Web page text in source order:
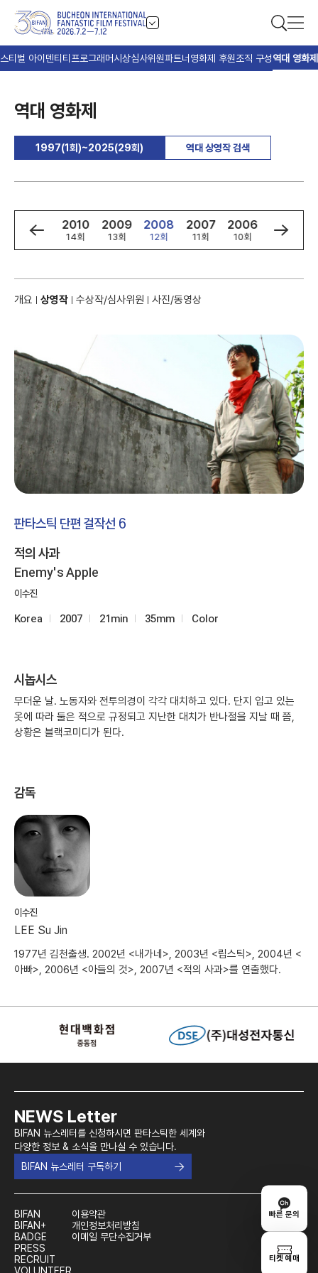
빠른 문의
티켓 예매
티벌 아이덴티티 프로그래머시상심사위원파트너 영화제 후원조직 구성역대 영화제
역대 영화제
1997(1회)~2025(29회) 역대 상영작 검색
2011
15회
2010
14회
2009
13회
2008
12회
2007
11회
2006
10회
2005
9회
개요 상영작 수상작/심사위원 사진/동영상
판타스틱 단편 걸작선 6
적의 사과
Enemy's Apple
이수진
Korea 2007 21min 35mm Color
시놉시스
무더운 날. 노동자와 전투의경이 각각 대치하고 있다. 단지 입고 있는
옷에 따라 둘은 적으로 규정되고 지난한 대치가 반나절을 지날 때 쯤,
상황은 블랙코미디가 된다.
감독
이수진
LEE Su Jin
1977년 김천출생. 2002년 <내가네>, 2003년 <립스틱>, 2004년 <
아빠>, 2006년 <아들의 것>, 2007년 <적의 사과>를 연출했다.
NEWS Letter
BIFAN 뉴스레터를 신청하시면 판타스틱한 세계와
다양한 정보 & 소식을 만나실 수 있습니다.
BIFAN 뉴스레터 구독하기
BIFAN
BIFAN+
BADGE
PRESS
RECRUIT
이용약관
개인정보처리방침
이메일 무단수집거부